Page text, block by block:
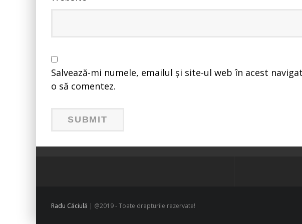
Salvează-mi numele, emailul și site-ul web în acest
o să comentez.
Radu Căciulă | @2019 - Toate drepturile rezervate!